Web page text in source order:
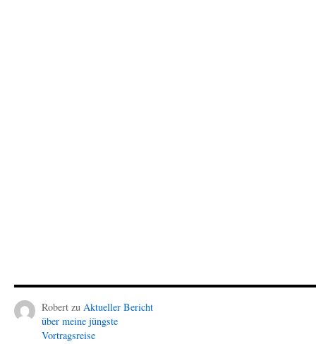
Robert zu Aktueller Bericht
über meine jüngste
Vortragsreise